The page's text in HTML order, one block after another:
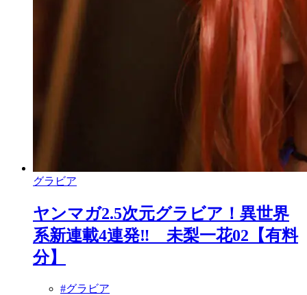
グラビア
ヤンマガ2.5次元グラビア！異世界
系新連載4連発‼ 未梨一花02【有料
分】
#グラビア